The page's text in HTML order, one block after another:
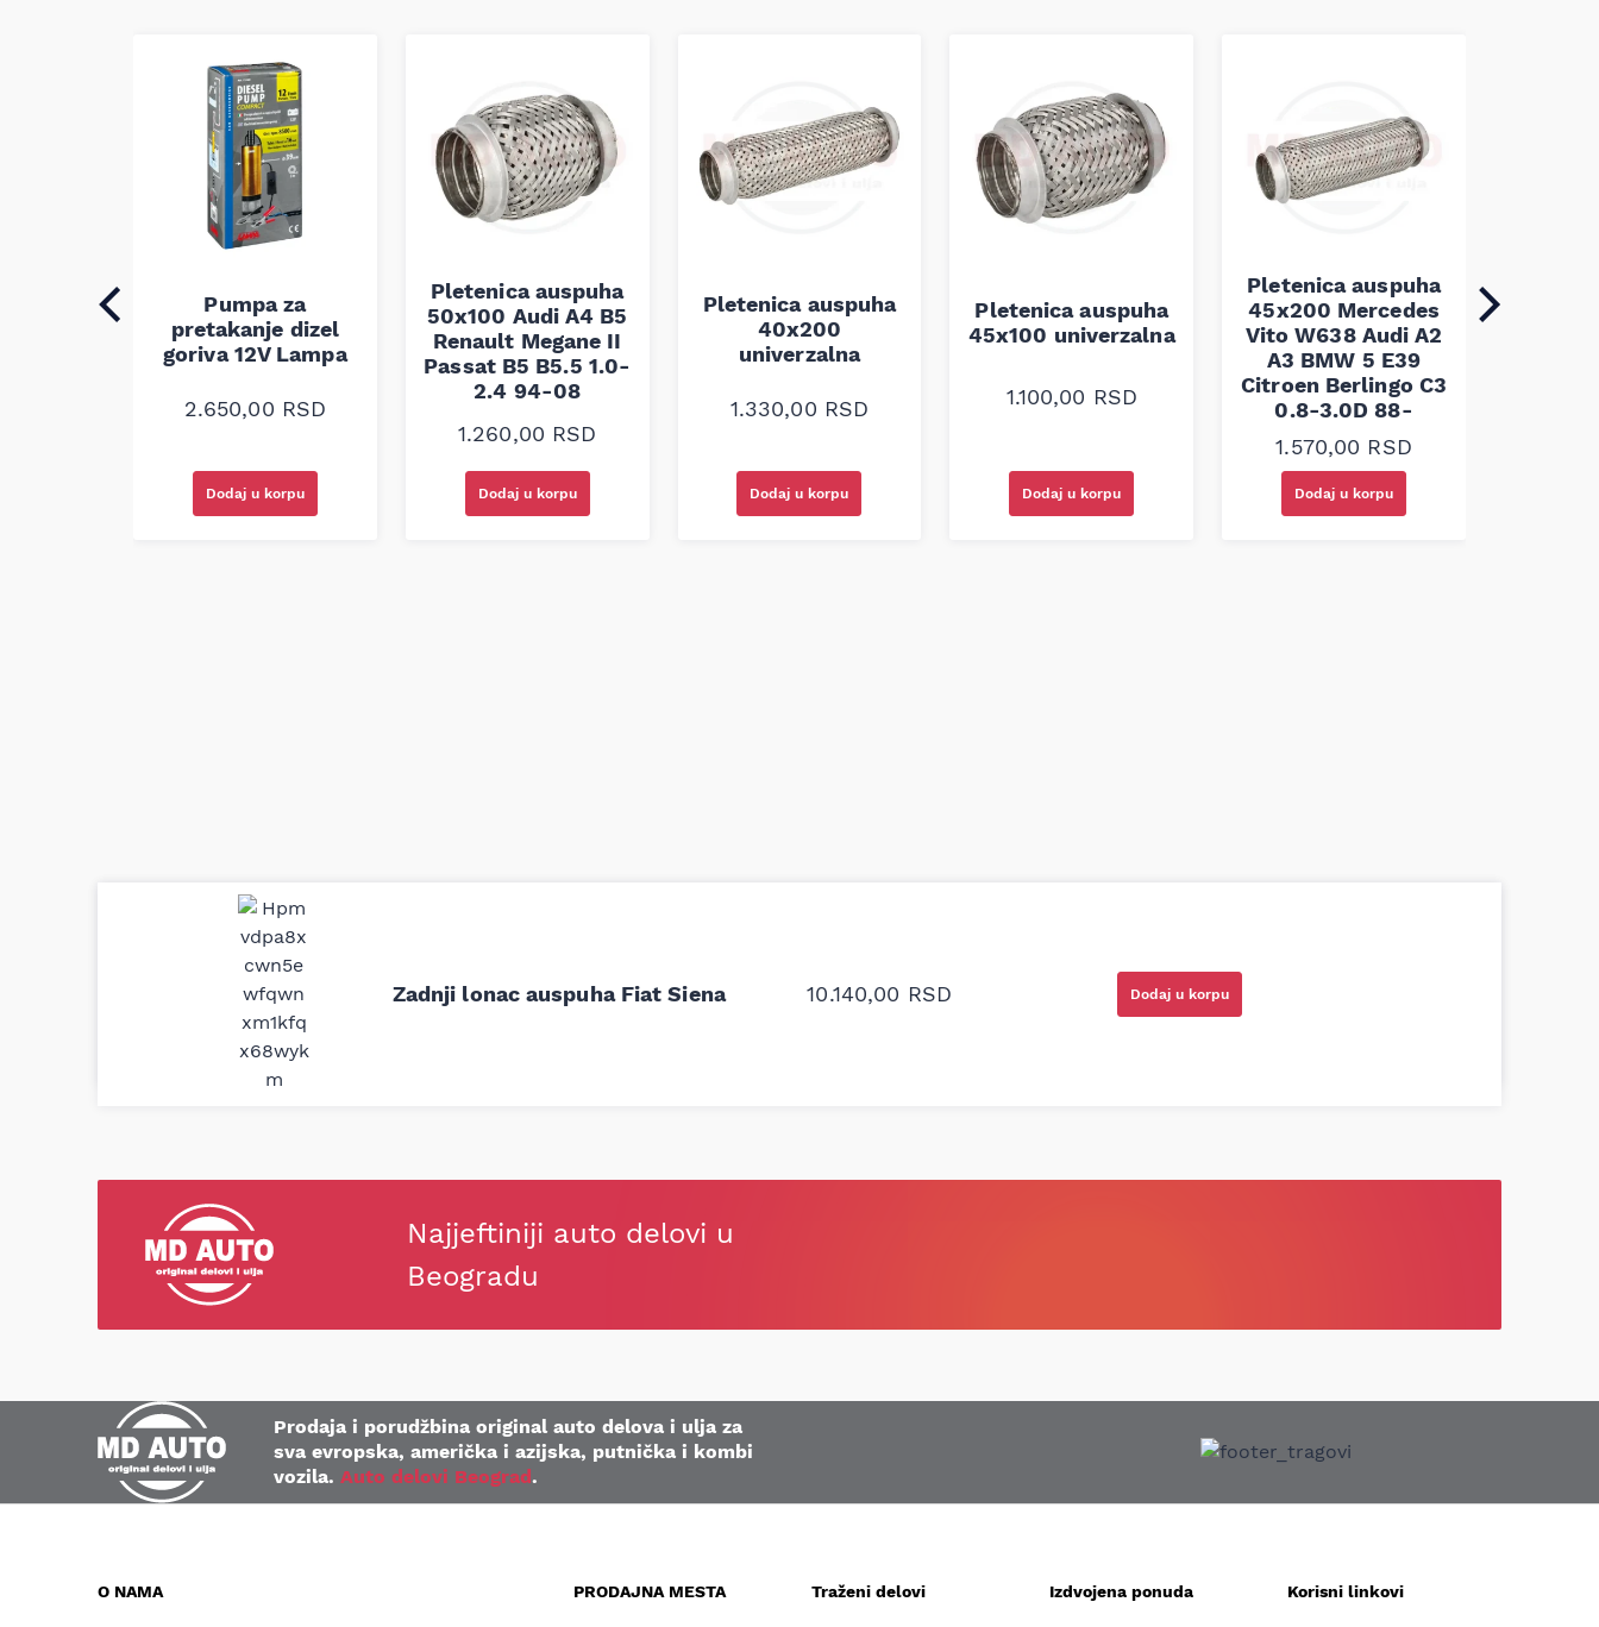
Pumpa za
pretakanje dizel
goriva 12V Lampa
2.650,00 RSD
Dodaj u korpu
Pletenica auspuha
50x100 Audi A4 B5
Renault Megane II
Passat B5 B5.5 1.0-
2.4 94-08
1.260,00 RSD
Dodaj u korpu
Pletenica auspuha
40x200
univerzalna
1.330,00 RSD
Dodaj u korpu
Pletenica auspuha
45x100 univerzalna
1.100,00 RSD
Dodaj u korpu
Pletenica auspuha
45x200 Mercedes
Vito W638 Audi A2
A3 BMW 5 E39
Citroen Berlingo C3
0.8-3.0D 88-
1.570,00 RSD
Dodaj u korpu
Zadnji lonac auspuha Fiat Siena 10.140,00 RSD Dodaj u korpu
Uporedila sam sve moguće online prodavnice auto delova i
definitivno najbolje cene su ovde. Kupila sam više puta auto
delove iz MD Auto. Uvek dobra preporuka za proizvođača i
odgovarajuću opremu. Sve pohvale!
Svetlana Večerinović, Beograd (Opel Astra)
ali me je Miloš podsetio, istražio i preporučio odgovarajućeg
proizvođača.
Stefan Savić, Beograd (Toyota RAV4)
Najjeftiniji auto delovi u
Beogradu
Prodaja i porudžbina original auto delova i ulja za
sva evropska, američka i azijska, putnička i kombi
vozila. Auto delovi Beograd.
O NAMA PRODAJNA MESTA Traženi delovi Izdvojena ponuda Korisni linkovi